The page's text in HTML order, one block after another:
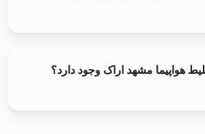
هواپیما مشهد اراک وجود دارد؟